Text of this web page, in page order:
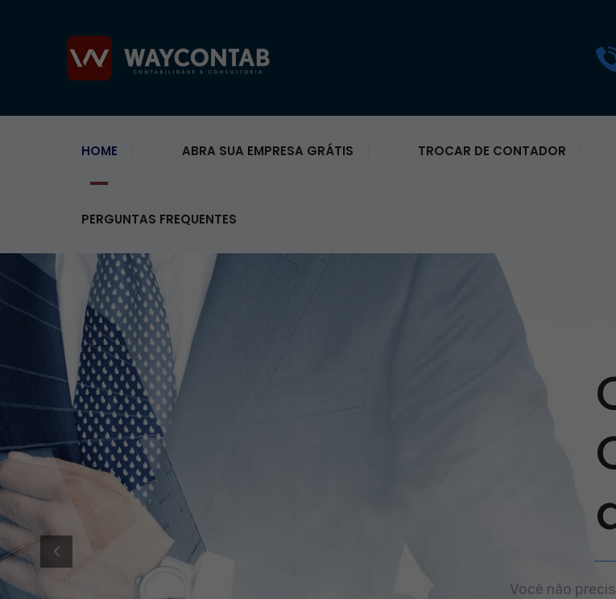
HOME ABRA SUA EMPRESA GRÁTIS TROCAR DE CONTADOR
PERGUNTAS FREQUENTES
Você não